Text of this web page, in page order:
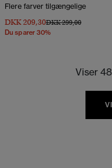
Flere farver tilgængelige
DKK 209,30Pris nedsat fra
DKK 299,00til
Du sparer 30%
Viser